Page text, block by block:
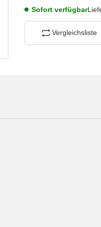
Sofort verfügbar
Vergleichsliste